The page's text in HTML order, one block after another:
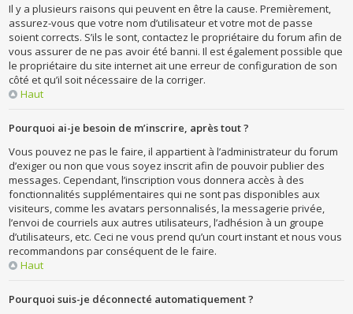
Il y a plusieurs raisons qui peuvent en être la cause. Premièrement,
assurez-vous que votre nom d’utilisateur et votre mot de passe
soient corrects. S’ils le sont, contactez le propriétaire du forum afin de
vous assurer de ne pas avoir été banni. Il est également possible que
le propriétaire du site internet ait une erreur de configuration de son
côté et qu’il soit nécessaire de la corriger.
Haut
Pourquoi ai-je besoin de m’inscrire, après tout ?
Vous pouvez ne pas le faire, il appartient à l’administrateur du forum
d’exiger ou non que vous soyez inscrit afin de pouvoir publier des
messages. Cependant, l’inscription vous donnera accès à des
fonctionnalités supplémentaires qui ne sont pas disponibles aux
visiteurs, comme les avatars personnalisés, la messagerie privée,
l’envoi de courriels aux autres utilisateurs, l’adhésion à un groupe
d’utilisateurs, etc. Ceci ne vous prend qu’un court instant et nous vous
recommandons par conséquent de le faire.
Haut
Pourquoi suis-je déconnecté automatiquement ?